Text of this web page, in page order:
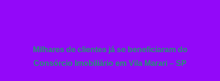
Milhares de clientes já se beneficiaram do
Consórcio Imobiliário em Vila Marari – SP